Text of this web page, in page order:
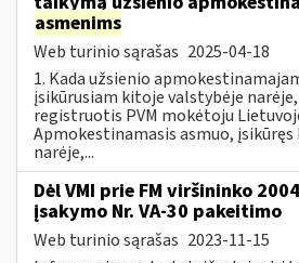
asmenims
Web turinio sąrašas 2025-04-18
1. Kada užsienio
įsikūrusiam kitoje valstybėje
registruotis PVM mokėtoju
Apmokestinamasis asmuo,
narėje,...
Dėl VMI prie FM viršininko
įsakymo Nr. VA-30 pakeitimo
Web turinio sąrašas 2023-11-15